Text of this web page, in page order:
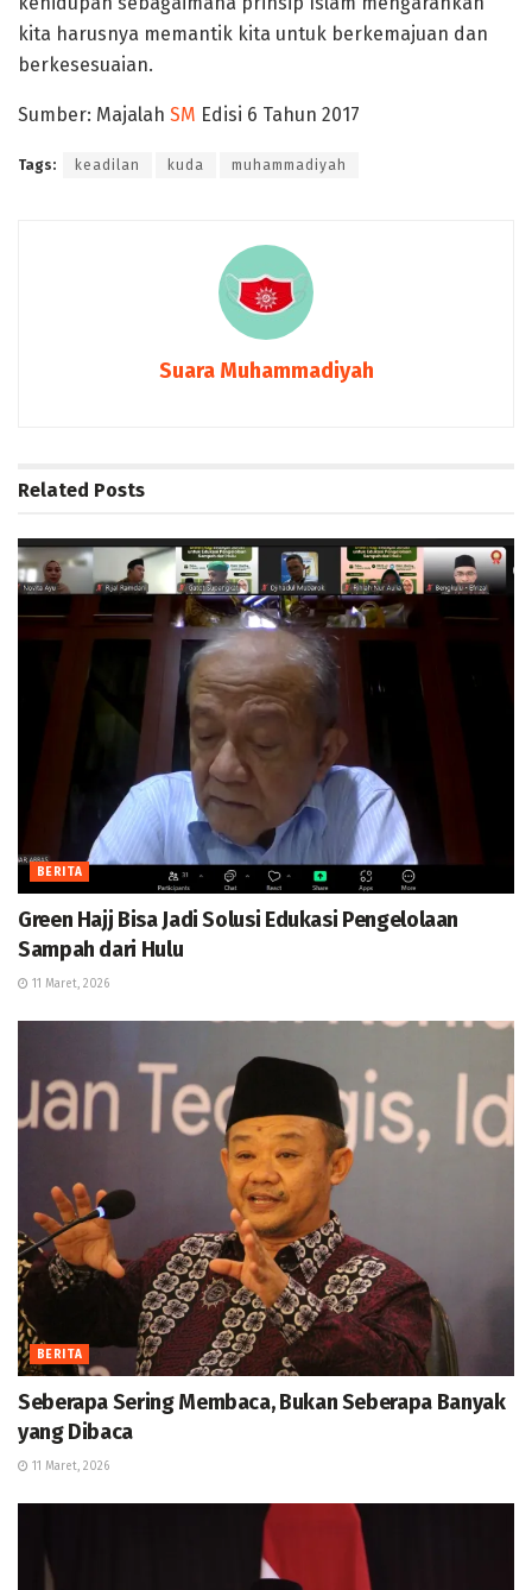
kita harusnya memantik kita untuk berkemajuan dan
berkesesuaian.
Sumber: Majalah SM Edisi 6 Tahun 2017
Tags: keadilan kuda muhammadiyah
Suara Muhammadiyah
Related Posts
BERITA
Green Hajj Bisa Jadi Solusi Edukasi Pengelolaan
Sampah dari Hulu
11 Maret, 2026
BERITA
Seberapa Sering Membaca, Bukan Seberapa Banyak
yang Dibaca
11 Maret, 2026